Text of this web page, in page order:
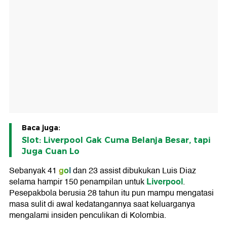
Baca juga:
Slot: Liverpool Gak Cuma Belanja Besar, tapi
Juga Cuan Lo
Sebanyak 41 goldan 23 assist dibukukan Luis Diaz
selama hampir 150 penampilan untukLiverpool.
Pesepakbola berusia 28 tahun itu pun mampu mengatasi
masa sulit di awal kedatangannya saat keluarganya
mengalami insiden penculikan di Kolombia.